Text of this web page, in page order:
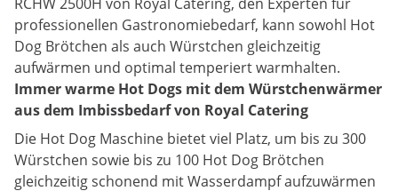
professionellen Gastronomiebedarf, kann sowohl Hot
Dog Brötchen als auch Würstchen gleichzeitig
aufwärmen und optimal temperiert warmhalten.
Immer warme Hot Dogs mit dem Würstchenwärmer
aus dem Imbissbedarf von Royal Catering
Die Hot Dog Maschine bietet viel Platz, um bis zu 300
Würstchen sowie bis zu 100 Hot Dog Brötchen
gleichzeitig schonend mit Wasserdampf aufzuwärmen